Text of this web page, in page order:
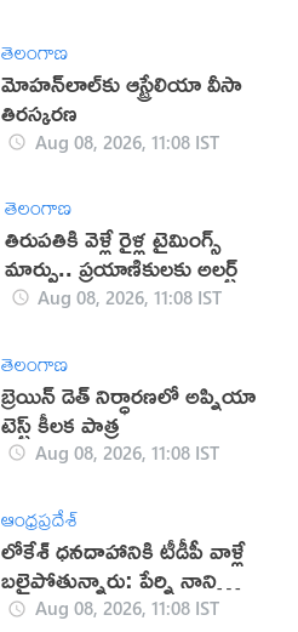
తెలంగాణ
మోహన్‌లాల్‌కు ఆస్ట్రేలియా వీసా
తిరస్కరణ
Aug 08, 2026, 11:08 IST
తెలంగాణ
తిరుపతికి వెళ్లే రైళ్ల టైమింగ్స్
మార్పు.. ప్రయాణికులకు అలర్ట్
Aug 08, 2026, 11:08 IST
తెలంగాణ
బ్రెయిన్ డెత్ నిర్ధారణలో అప్నియా
టెస్ట్ కీలక పాత్ర
Aug 08, 2026, 11:08 IST
ఆంధ్రప్రదేశ్
లోకేశ్ ధనదాహానికి టీడీపీ వాళ్లే
బలైపోతున్నారు: పేర్ని నాని
(వీడియో)
Aug 08, 2026, 11:08 IST